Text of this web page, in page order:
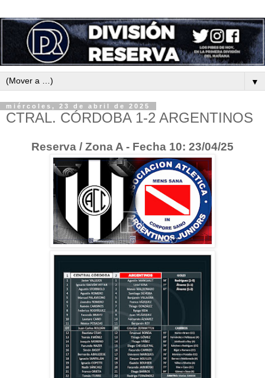
▼
miércoles, 23 de abril de 2025
CTRAL. CÓRDOBA 1-2 ARGENTINOS
Reserva / Zona A - Fecha 10: 23/04/25